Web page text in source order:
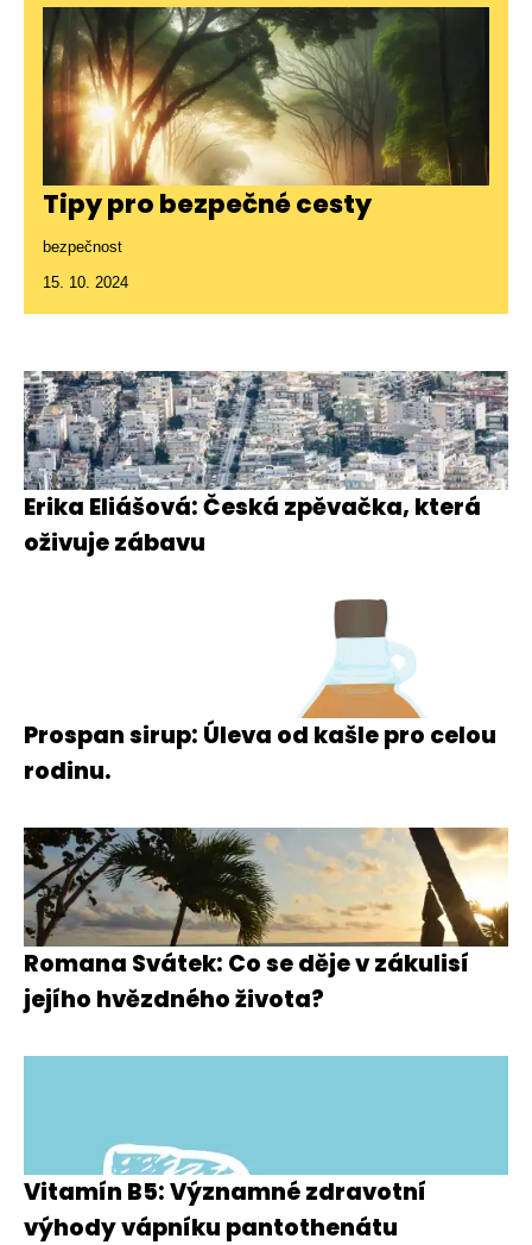
Tipy pro bezpečné cesty
bezpečnost
15. 10. 2024
Erika Eliášová: Česká zpěvačka, která
oživuje zábavu
Prospan sirup: Úleva od kašle pro celou
rodinu.
Romana Svátek: Co se děje v zákulisí
jejího hvězdného života?
Vitamín B5: Významné zdravotní
výhody vápníku pantothenátu